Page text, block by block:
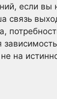
если вы
связь
на